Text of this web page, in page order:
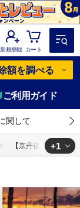
新規登録 カート
額を調べる
ご利用ガイド
関して
【京丹後市観光公
+1